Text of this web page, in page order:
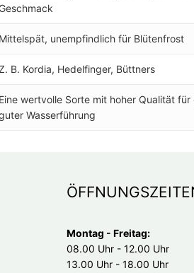
Geschmack
Mittelspät, unempfindlich für Blütenfrost
B. Kordia, Hedelfinger, Büttners
Eine wertvolle Sorte mit hoher Qualität
Wasserführung
Montag - Freitag:
08.00 Uhr - 12.00 Uhr
13.00 Uhr - 18.00 Uhr